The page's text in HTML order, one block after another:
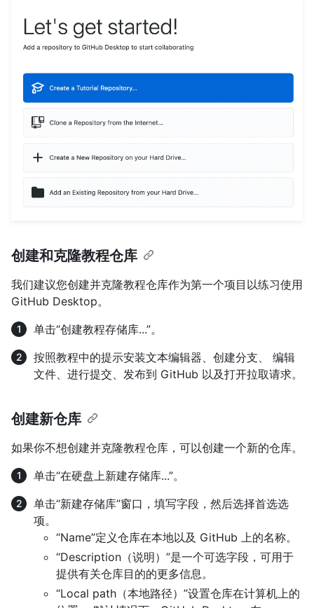
创建和克隆教程仓库
我们建议您创建并克隆教程仓库作为第一个项目以练习使用
GitHub Desktop。
单击“创建教程存储库...”。
按照教程中的提示安装文本编辑器、创建分支、 编辑
文件、进行提交、发布到 GitHub 以及打开拉取请求。
创建新仓库
如果你不想创建并克隆教程仓库，可以创建一个新的仓库。
单击“在硬盘上新建存储库...”。
单击“新建存储库”窗口，填写字段，然后选择首选选
项。
“Name”定义仓库在本地以及 GitHub 上的名称。
“Description（说明）”是一个可选字段，可用于
提供有关仓库目的的更多信息。
“Local path（本地路径）”设置仓库在计算机上的